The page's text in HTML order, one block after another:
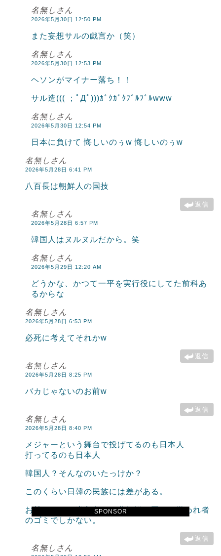
SPONSOR
名無しさん
2026年5月30日 12:50 PM
また妄想サルの戯言か（笑）
名無しさん
2026年5月30日 12:53 PM
ヘソンがマイナー落ち！！
サル造((( ；ﾟДﾟ)))ｶﾞｸｶﾞｸﾌﾞﾙﾌﾞﾙwww
名無しさん
2026年5月30日 12:54 PM
日本に負けて 悔しいのぅw 悔しいのぅw
名無しさん
2026年5月28日 6:41 PM
八百長は朝鮮人の国技
返信
名無しさん
2026年5月28日 6:57 PM
韓国人はヌルヌルだから。笑
名無しさん
2026年5月29日 12:20 AM
どうかな、かつて一平を実行役にしてた前科あ
るからな
名無しさん
2026年5月28日 6:53 PM
必死に考えてそれかw
返信
名無しさん
2026年5月28日 8:25 PM
バカじゃないのお前w
返信
名無しさん
2026年5月28日 8:40 PM
メジャーという舞台で投げてるのも日本人
打ってるのも日本人
韓国人？そんなのいたっけか？
このくらい日韓の民族には差がある。
お前らなんて半島出たら北朝鮮と同じで嫌われ者
のゴミでしかない。
返信
名無しさん